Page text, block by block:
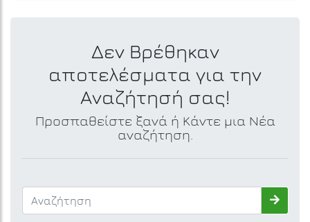
Δεν Βρέθηκαν
αποτελέσματα για την
Αναζήτησή σας!
Προσπαθείστε ξανά ή Κάντε μια Νέα
αναζήτηση.